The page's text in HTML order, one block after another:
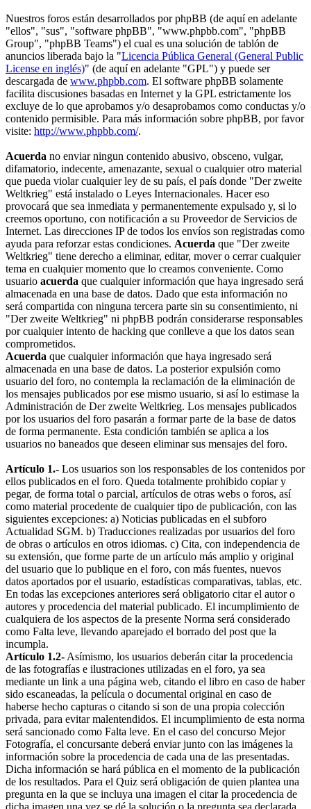
Nuestros foros están desarrollados por phpBB (de aquí en adelante
"ellos", "sus", "software phpBB", "www.phpbb.com", "phpBB
Group", "phpBB Teams") el cual es una solución de tablón de
anuncios liberada bajo la "Licencia Pública General (General Public
License en inglés)" (de aquí en adelante "GPL") y puede ser
descargada de www.phpbb.com. El software phpBB solamente
facilita discusiones basadas en Internet y la GPL estrictamente los
excluye de lo que aprobamos y/o desaprobamos como conductas y/o
contenido permisible. Para más información sobre phpBB, por favor
visite: http://www.phpbb.com/.
Acuerda no enviar ningun contenido abusivo, obsceno, vulgar,
difamatorio, indecente, amenazante, sexual o cualquier otro material
que pueda violar cualquier ley de su país, el país donde "Der zweite
Weltkrieg" está instalado o Leyes Internacionales. Hacer eso
provocará que sea inmediata y permanentemente expulsado y, si lo
creemos oportuno, con notificación a su Proveedor de Servicios de
Internet. Las direcciones IP de todos los envíos son registradas como
ayuda para reforzar estas condiciones. Acuerda que "Der zweite
Weltkrieg" tiene derecho a eliminar, editar, mover o cerrar cualquier
tema en cualquier momento que lo creamos conveniente. Como
usuario acuerda que cualquier información que haya ingresado será
almacenada en una base de datos. Dado que esta información no
será compartida con ninguna tercera parte sin su consentimiento, ni
"Der zweite Weltkrieg" ni phpBB podrán considerarse responsables
por cualquier intento de hacking que conlleve a que los datos sean
comprometidos.
Acuerda que cualquier información que haya ingresado será
almacenada en una base de datos. La posterior expulsión como
usuario del foro, no contempla la reclamación de la eliminación de
los mensajes publicados por ese mismo usuario, si así lo estimase la
Administración de Der zweite Weltkrieg. Los mensajes publicados
por los usuarios del foro pasarán a formar parte de la base de datos
de forma permanente. Esta condición también se aplica a los
usuarios no baneados que deseen eliminar sus mensajes del foro.
Artículo 1.- Los usuarios son los responsables de los contenidos por
ellos publicados en el foro. Queda totalmente prohibido copiar y
pegar, de forma total o parcial, artículos de otras webs o foros, así
como material procedente de cualquier tipo de publicación, con las
siguientes excepciones: a) Noticias publicadas en el subforo
Actualidad SGM. b) Traducciones realizadas por usuarios del foro
de obras o artículos en otros idiomas. c) Cita, con independencia de
su extensión, que forme parte de un artículo más amplio y original
del usuario que lo publique en el foro, con más fuentes, nuevos
datos aportados por el usuario, estadísticas comparativas, tablas, etc.
En todas las excepciones anteriores será obligatorio citar el autor o
autores y procedencia del material publicado. El incumplimiento de
cualquiera de los aspectos de la presente Norma será considerado
como Falta leve, llevando aparejado el borrado del post que la
incumpla.
Artículo 1.2- Asímismo, los usuarios deberán citar la procedencia
de las fotografías e ilustraciones utilizadas en el foro, ya sea
mediante un link a una página web, citando el libro en caso de haber
sido escaneadas, la película o documental original en caso de
haberse hecho capturas o citando si son de una propia colección
privada, para evitar malentendidos. El incumplimiento de esta norma
será sancionado como Falta leve. En el caso del concurso Mejor
Fotografía, el concursante deberá enviar junto con las imágenes la
información sobre la procedencia de cada una de las presentadas.
Dicha información se hará pública en el momento de la publicación
de los resultados. Para el Quiz será obligación de quien plantea una
pregunta en la que se incluya una imagen el citar la procedencia de
dicha imagen una vez se dé la solución o la pregunta sea declarada